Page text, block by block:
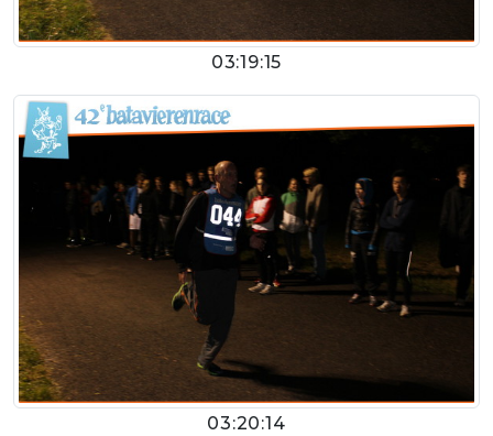
03:19:15
03:20:14